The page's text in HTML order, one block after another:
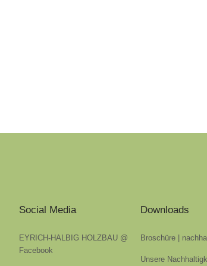
Social Media
EYRICH-HALBIG HOLZBAU @
Facebook
Downloads
Broschüre |
Unsere